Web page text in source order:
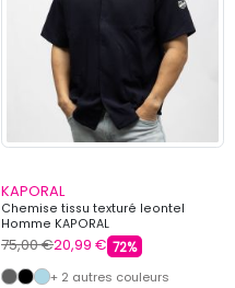
KAPORAL
Chemise tissu texturé leontel
Homme KAPORAL
75,00 €20,99 € 72%
+ 2 autres couleurs